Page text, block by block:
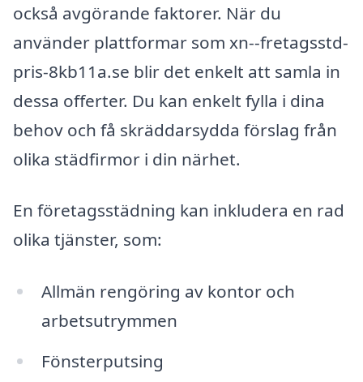
också avgörande faktorer. När du
använder plattformar som xn--fretagsstd-
pris-8kb11a.se blir det enkelt att samla in
dessa offerter. Du kan enkelt fylla i dina
behov och få skräddarsydda förslag från
olika städfirmor i din närhet.
En företagsstädning kan inkludera en rad
olika tjänster, som:
Allmän rengöring av kontor och
arbetsutrymmen
Fönsterputsing